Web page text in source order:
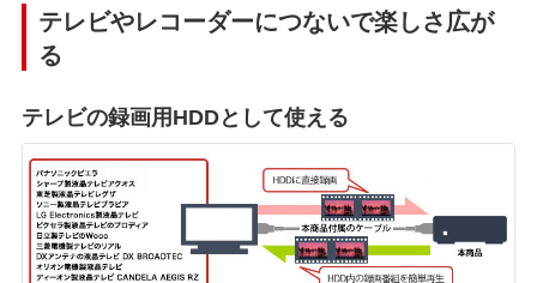
テレビやレコーダーにつないで楽しさ広が
る
テレビの録画用HDDとして使える